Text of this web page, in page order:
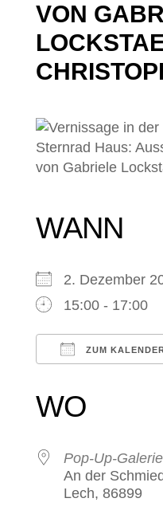
VON
WANN
2. Dezember
15:00 - 17:00
ZUM
WO
Pop-Up-
An der
Lech, 86899